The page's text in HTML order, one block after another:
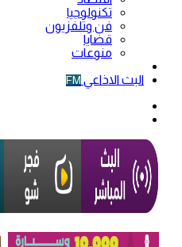
تكنولوجيا
فن وتلفزيون
قضايا
منوعات
البث الاذاعي FM